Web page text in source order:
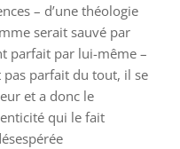
– d’une théologie
serait sauvé par
parfait par lui-même –
parfait du tout, il se
et a donc le
qui le fait